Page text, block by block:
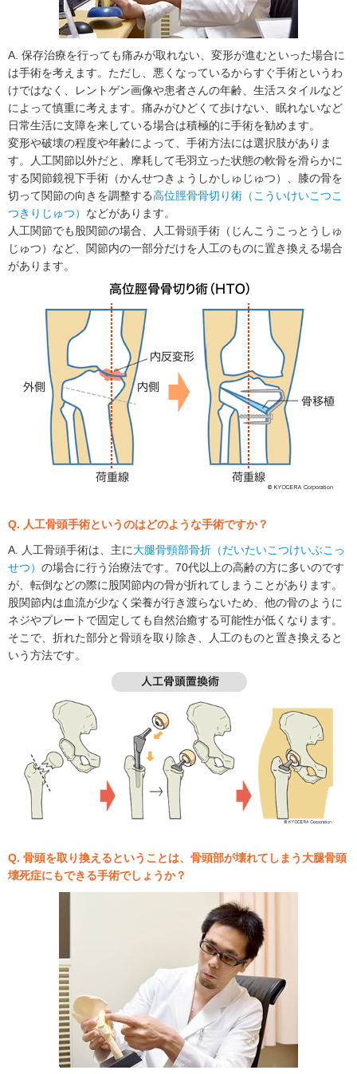
A. 保存治療を行っても痛みが取れない、変形が進むといった場合に
は手術を考えます。ただし、悪くなっているからすぐ手術というわ
けではなく、レントゲン画像や患者さんの年齢、生活スタイルなど
によって慎重に考えます。痛みがひどくて歩けない、眠れないなど
日常生活に支障を来している場合は積極的に手術を勧めます。
変形や破壊の程度や年齢によって、手術方法には選択肢がありま
す。人工関節以外だと、摩耗して毛羽立った状態の軟骨を滑らかに
する関節鏡視下手術（かんせつきょうしかしゅじゅつ）、膝の骨を
切って関節の向きを調整する高位脛骨骨切り術（こういけいこつこ
つきりじゅつ） などがあります。
人工関節でも股関節の場合、人工骨頭手術（じんこうこっとうしゅ
じゅつ）など、関節内の一部分だけを人工のものに置き換える場合
があります。
Q. 人工骨頭手術というのはどのような手術ですか？
A. 人工骨頭手術は、主に大腿骨頸部骨折（だいたいこつけいぶこっ
せつ） の場合に行う治療法です。70代以上の高齢の方に多いのです
が、転倒などの際に股関節内の骨が折れてしまうことがあります。
股関節内は血流が少なく栄養が行き渡らないため、他の骨のように
ネジやプレートで固定しても自然治癒する可能性が低くなります。
そこで、折れた部分と骨頭を取り除き、人工のものと置き換えると
いう方法です。
Q. 骨頭を取り換えるということは、骨頭部が壊れてしまう大腿骨頭
壊死症にもできる手術でしょうか？